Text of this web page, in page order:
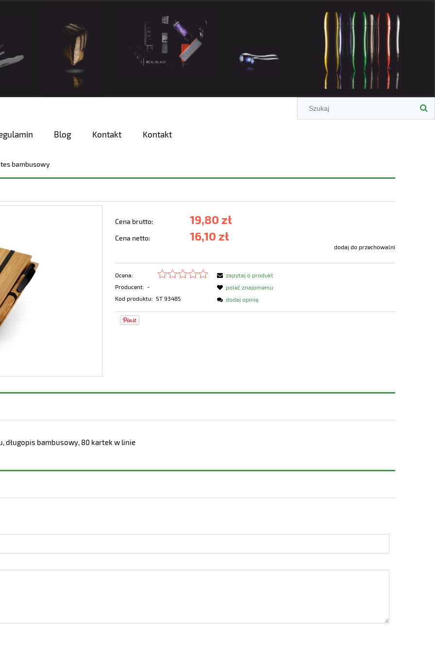
Blog Kontakt Kontakt
bambusowy
Cena brutto: 19,80 zł
Cena netto: 16,10 zł
dodaj do przechowalni
Ocena:
Producent: -
Kod produktu: ST 93485
zapytaj o produkt
poleć znajomemu
dodaj opinię
długopis bambusowy, 80 kartek w linie